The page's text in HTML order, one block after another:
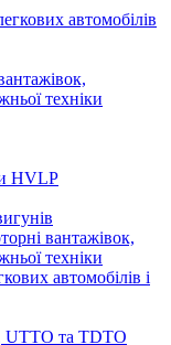
автомобілів
техніки
и HVLP
вантажівок,
техніки
автомобілів і
UTTO та TDTO